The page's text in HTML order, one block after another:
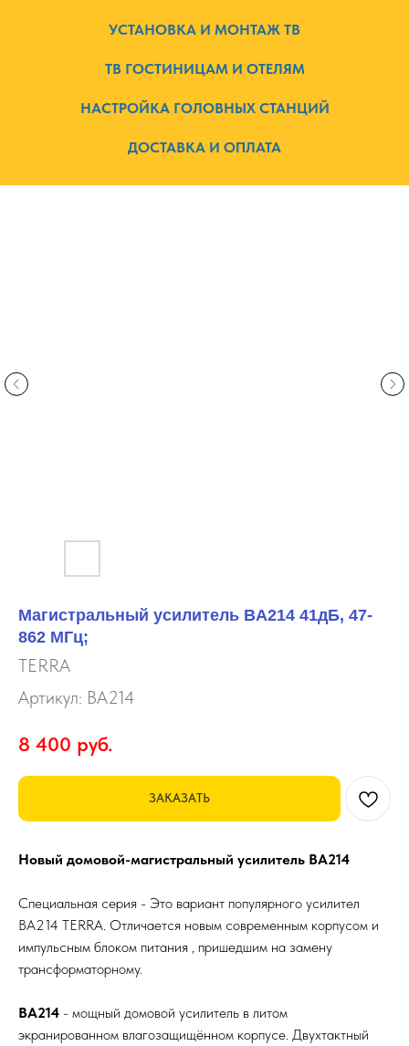
УСТАНОВКА И МОНТАЖ ТВ
ТВ ГОСТИНИЦАМ И ОТЕЛЯМ
НАСТРОЙКА ГОЛОВНЫХ СТАНЦИЙ
ДОСТАВКА И ОПЛАТА
Магистральный усилитель BA214 41дБ, 47-
862 МГц;
TERRA
Артикул: BA214
8 400 руб.
ЗАКАЗАТЬ
Новый домовой-магистральный усилитель BA214
Специальная серия - Это вариант популярного усилител
BA214 TERRA. Отличается новым современным корпусом и
импульсным блоком питания , пришедшим на замену
трансформаторному.
BA214 - мощный домовой усилитель в литом
экранированном влагозащищённом корпусе. Двухтактный